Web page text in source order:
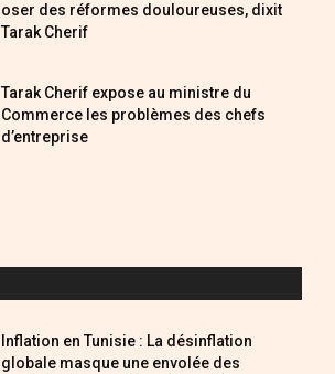
oser des réformes douloureuses, dixit
Tarak Cherif
Tarak Cherif expose au ministre du
Commerce les problèmes des chefs
d’entreprise
Inflation en Tunisie : La désinflation
globale masque une envolée des